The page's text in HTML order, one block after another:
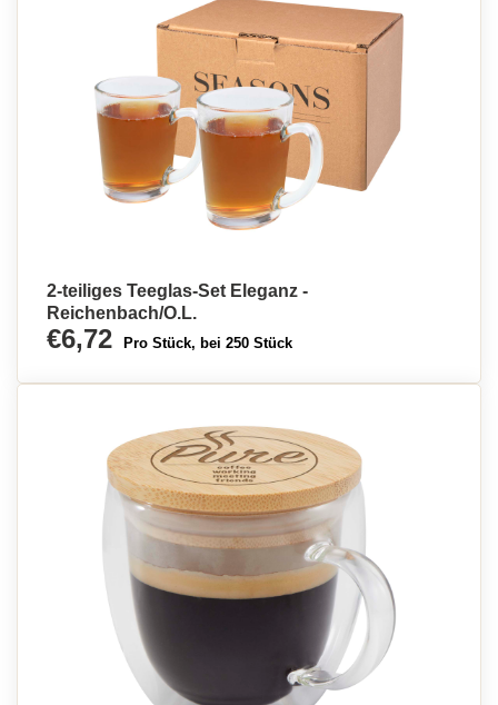
2-teiliges Teeglas-Set Eleganz -
Reichenbach/O.L.
€6,72 Pro Stück, bei 250 Stück